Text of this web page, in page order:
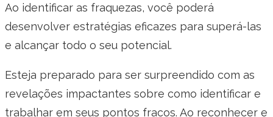
Ao identificar as fraquezas, você poderá
desenvolver estratégias eficazes para superá-las
e alcançar todo o seu potencial.
Esteja preparado para ser surpreendido com as
revelações impactantes sobre como identificar e
trabalhar em seus pontos fracos. Ao reconhecer e